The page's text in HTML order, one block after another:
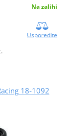
Na zalihi
Usporedite
18-1092